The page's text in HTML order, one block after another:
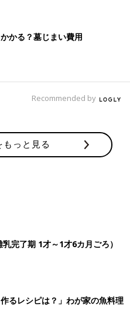
ろから使える、野菜や果物な
含む食材を使った、体の調子を
乳食完了期1歳 ～1歳6ヶ月
のレシピをご紹介。具だくさん
ラダ
ろから使える、魚、肉、豆腐
含む食材を使った、体をつく
ー風 作り方・レシピ 離乳
かる？墓じまい費用
Recommended by
っと見る
完了期 1才～1才6カ月ごろ）
作るレシピは？」わが家の魚料理